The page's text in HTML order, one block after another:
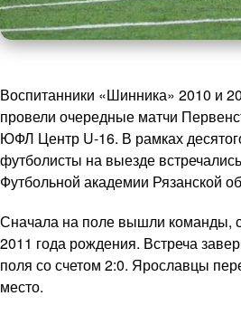
Воспитанники «Шинника» 2010 и
провели очередные матчи
ЮФЛ Центр U-16. В рамках
футболисты на выезде
Футбольной академии Рязанской
Сначала на поле вышли команды,
2011 года рождения. Встреча
поля со счетом 2:0. Ярославцы
место.